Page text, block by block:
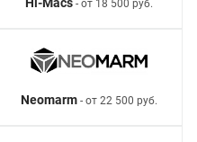
- от 18 500 руб.
Neomarm - от 22 500 руб.